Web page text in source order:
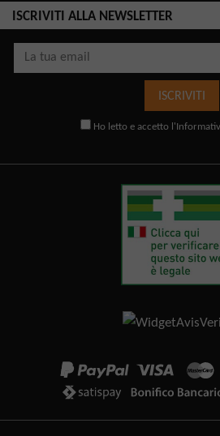
ISCRIVITI ALLA NEWSLETTER
ISCRIVITI
Ho letto e accetto l'